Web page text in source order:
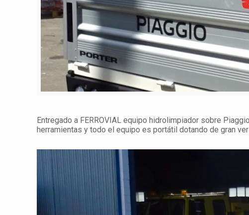
Entregado a FERROVIAL equipo hidrolimpiador sobre
herramientas y todo el equipo es portátil dotando de gran